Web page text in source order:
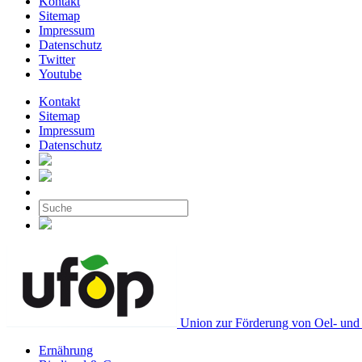
Sitemap
Impressum
Datenschutz
Twitter
Youtube
Kontakt
Sitemap
Impressum
Datenschutz
Union zur Förderung von Oel-
Ernährung